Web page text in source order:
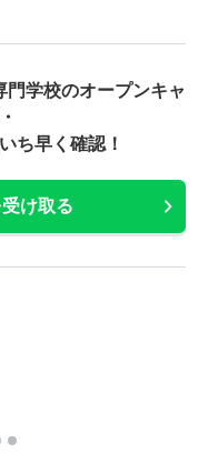
門学校のオープンキャ
ち早く確認！
け取る